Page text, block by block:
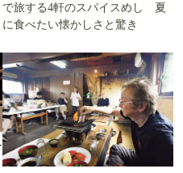
で旅する4軒のスパイスめし 夏
に食べたい懐かしさと驚き